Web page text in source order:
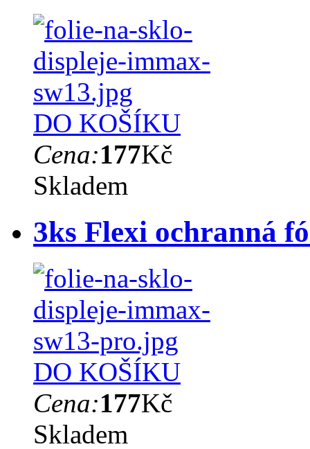
DO KOŠÍKU
Cena:177Kč
Skladem
3ks Flexi ochranná
DO KOŠÍKU
Cena:177Kč
Skladem